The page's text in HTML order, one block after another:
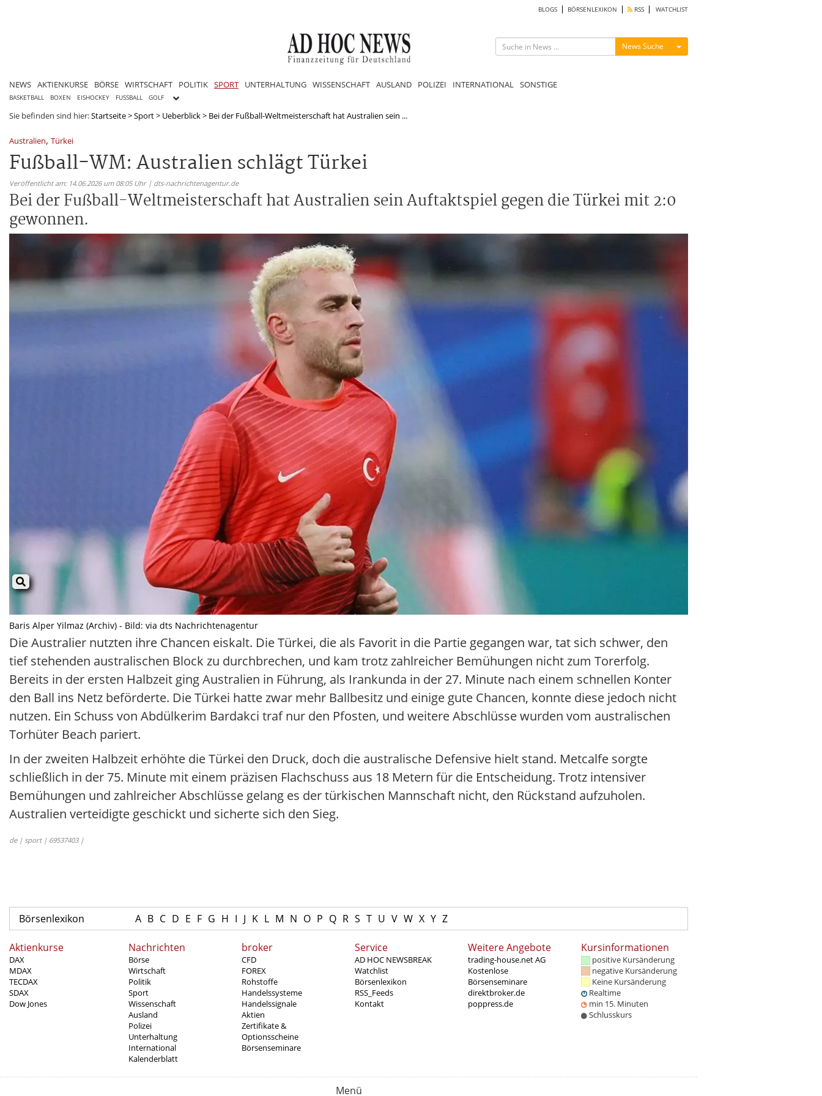
BLOGS BÖRSENLEXIKON RSS WATCHLIST
News Suche Menü ein-/ausblenden
NEWS AKTIENKURSE BÖRSE WIRTSCHAFT POLITIK SPORT UNTERHALTUNG WISSENSCHAFT AUSLAND POLIZEI INTERNATIONAL SONSTIGE
BASKETBALL BOXEN EISHOCKEY FUSSBALL GOLF
Sie befinden sind hier:Startseite>Sport> Ueberblick> Bei der Fußball-Weltmeisterschaft hat Australien sein ...
Australien, Türkei
Fußball-WM: Australien schlägt Türkei
Veröffentlicht am: 14.06.2026 um 08:05 Uhr | dts-nachrichtenagentur.de
Bei der Fußball-Weltmeisterschaft hat Australien sein Auftaktspiel gegen die Türkei mit 2:0
gewonnen.
Baris Alper Yilmaz (Archiv) - Bild: via dts Nachrichtenagentur
Die Australier nutzten ihre Chancen eiskalt. Die Türkei, die als Favorit in die Partie gegangen war, tat sich schwer, den
tief stehenden australischen Block zu durchbrechen, und kam trotz zahlreicher Bemühungen nicht zum Torerfolg.
Bereits in der ersten Halbzeit ging Australien in Führung, als Irankunda in der 27. Minute nach einem schnellen Konter
den Ball ins Netz beförderte. Die Türkei hatte zwar mehr Ballbesitz und einige gute Chancen, konnte diese jedoch nicht
nutzen. Ein Schuss von Abdülkerim Bardakci traf nur den Pfosten, und weitere Abschlüsse wurden vom australischen
Torhüter Beach pariert.
In der zweiten Halbzeit erhöhte die Türkei den Druck, doch die australische Defensive hielt stand. Metcalfe sorgte
schließlich in der 75. Minute mit einem präzisen Flachschuss aus 18 Metern für die Entscheidung. Trotz intensiver
Bemühungen und zahlreicher Abschlüsse gelang es der türkischen Mannschaft nicht, den Rückstand aufzuholen.
Australien verteidigte geschickt und sicherte sich den Sieg.
de | sport | 69537403 |
Börsenlexikon A B C D E F G H I J K L M N O P Q R S T U V W X Y Z
Aktienkurse
DAX
MDAX
TECDAX
SDAX
Dow Jones
Nachrichten
Börse
Wirtschaft
Politik
Sport
Wissenschaft
Ausland
Polizei
Unterhaltung
International
Kalenderblatt
broker
CFD
FOREX
Rohstoffe
Handelssysteme
Handelssignale
Aktien
Zertifikate &
Optionsscheine
Börsenseminare
Service
AD HOC NEWSBREAK
Watchlist
Börsenlexikon
RSS_Feeds
Kontakt
Weitere Angebote
trading-house.net AG
Kostenlose
Börsenseminare
direktbroker.de
poppress.de
Kursinformationen
positive Kursänderung
negative Kursänderung
Keine Kursänderung
Realtime
min 15. Minuten
Schlusskurs
Menü